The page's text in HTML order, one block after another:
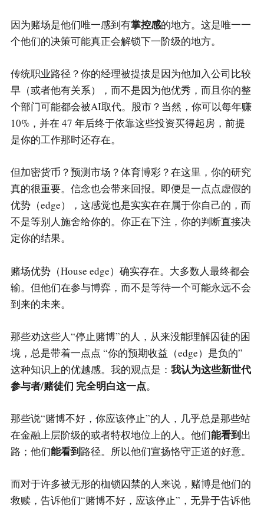
因为赌场是他们唯一感到有掌控感的地方。这是唯一一
个他们的决策可能真正会解锁下一阶级的地方。
传统职业路径？你的经理被提拔是因为他加入公司比较
早（或者他有关系），而不是因为他优秀，而且你的整
个部门可能都会被AI取代。股市？当然，你可以每年赚
10%，并在 47 年后终于依靠这些投资买得起房，前提
是你的工作那时还存在。
但加密货币？预测市场？体育博彩？在这里，你的研究
真的很重要。信念也会带来回报。即便是一点点虚假的
优势（edge），这感觉也是实实在在属于你自己的，而
不是等别人施舍给你的。你正在下注，你的判断直接决
定你的结果。
赌场优势（House edge）确实存在。大多数人最终都会
输。但他们在参与博弈，而不是等待一个可能永远不会
到来的未来。
那些劝这些人“停止赌博”的人，从来没能理解囚徒的困
境，总是带着一点点 “你的预期收益（edge）是负的”
这种知识上的优越感。我的观点是： 我认为这些新世代
参与者/赌徒们 完全明白这一点。
那些说“赌博不好，你应该停止”的人，几乎总是那些站
在金融上层阶级的或者特权地位上的人。他们能看到出
路；他们能看到路径。所以他们宣扬恪守正道的好意。
而对于许多被无形的枷锁囚禁的人来说，赌博是他们的
救赎，告诉他们“赌博不好，应该停止”，无异于告诉他